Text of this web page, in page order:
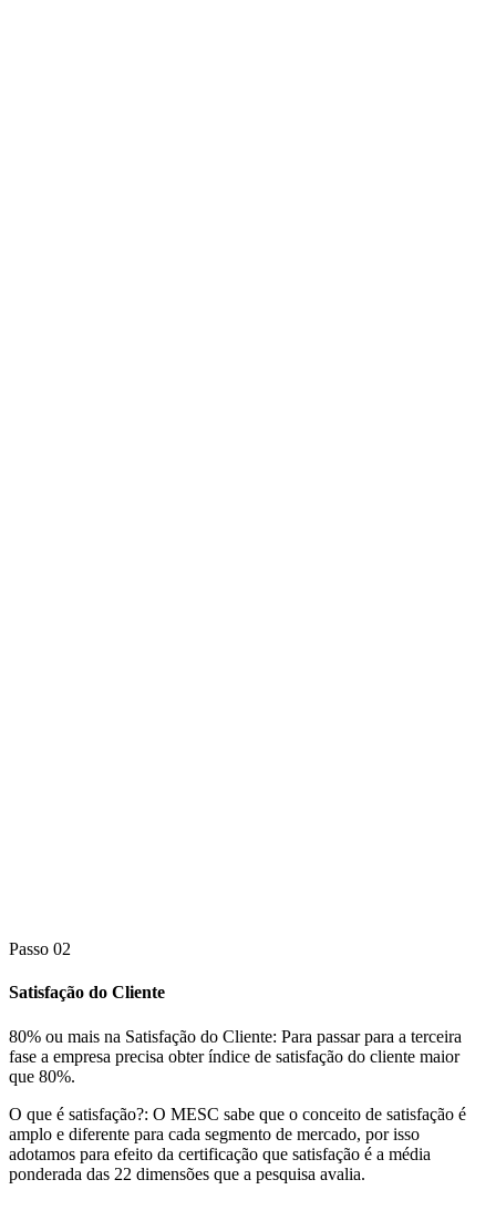
Passo 02
Satisfação do Cliente
80% ou mais na Satisfação do Cliente: Para passar para a terceira
fase a empresa precisa obter índice de satisfação do cliente maior
que 80%.
O que é satisfação?: O MESC sabe que o conceito de satisfação é
amplo e diferente para cada segmento de mercado, por isso
adotamos para efeito da certificação que satisfação é a média
ponderada das 22 dimensões que a pesquisa avalia.